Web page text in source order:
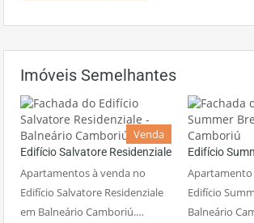
Imóveis Semelhantes
Venda
Edifício Salvatore Residenziale
Apartamentos à venda no
Edifício Salvatore Residenziale
em Balneário Camboriú.…
Edifício
Apartamento
Edifício
Balneário